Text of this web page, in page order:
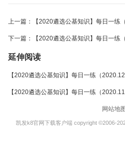
上一篇：【2020遴选公基知识】每日一练
下一篇：【2020遴选公基知识】每日一练
延伸阅读
【2020遴选公基知识】每日一练（
【2020遴选公基知识】每日一练（
网站地
凯发k8官网下载客户端 copyright ©2006-